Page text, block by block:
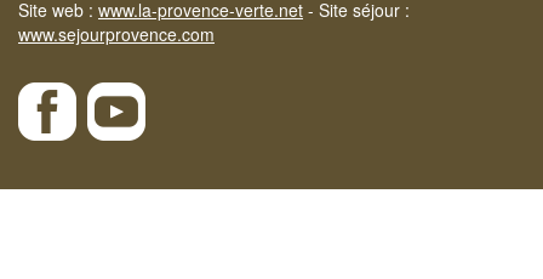
Site web : www.la-provence-verte.net - Site séjour :
www.sejourprovence.com